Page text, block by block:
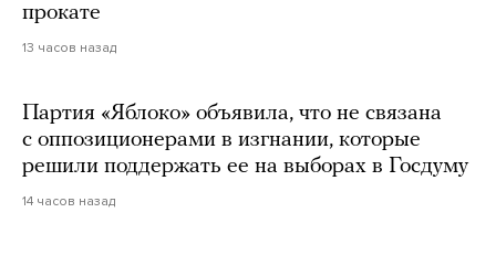
прокате
13 часов назад
Партия «Яблоко» объявила, что не связана
с оппозиционерами в изгнании, которые
решили поддержать ее на выборах в Госдуму
14 часов назад